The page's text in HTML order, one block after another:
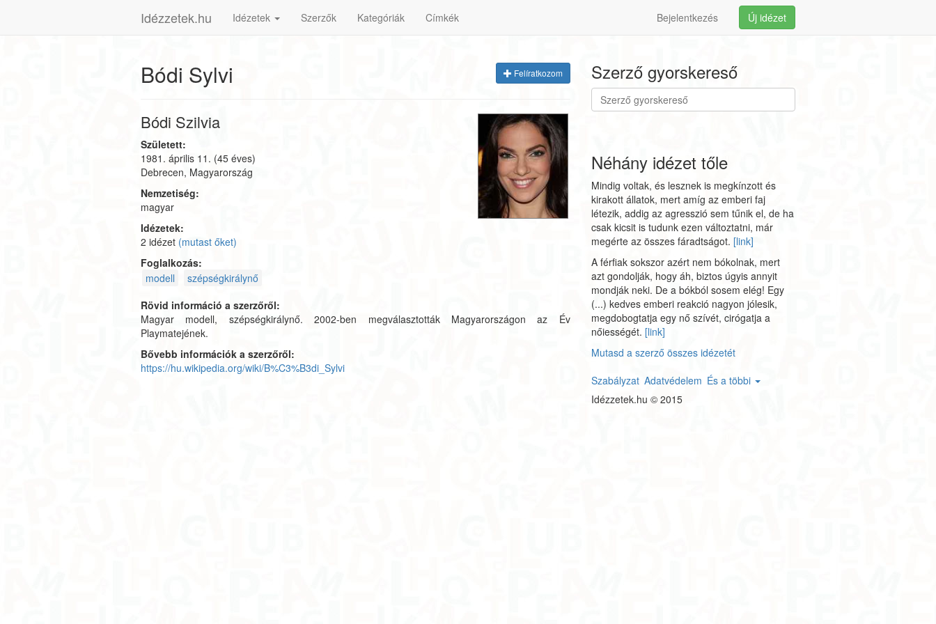
Idézzetek.hu Idézetek Szerzők Kategóriák Címkék Új idézet
Bejelentkezés
Felíratkozom
Bódi Sylvi
Bódi Szilvia
Született:
1981. április 11. (45 éves)
Debrecen, Magyarország
Nemzetiség:
magyar
Idézetek:
2 idézet (mutast őket)
Foglalkozás:
modell
szépségkirálynő
Rövid információ a szerzőről:
Magyar modell, szépségkirálynő. 2002-ben megválasztották Magyarországon az Év
Playmatejének.
Bővebb információk a szerzőről:
https://hu.wikipedia.org/wiki/B%C3%B3di_Sylvi
Szerző gyorskereső
Néhány idézet tőle
Mindig voltak, és lesznek is megkínzott és
kirakott állatok, mert amíg az emberi faj
létezik, addig az agresszió sem tűnik el, de ha
csak kicsit is tudunk ezen változtatni, már
megérte az összes fáradtságot. [link]
A férfiak sokszor azért nem bókolnak, mert
azt gondolják, hogy áh, biztos úgyis annyit
mondják neki. De a bókból sosem elég! Egy
(...) kedves emberi reakció nagyon jólesik,
megdobogtatja egy nő szívét, cirógatja a
nőiességét. [link]
Mutasd a szerző összes idézetét
Szabályzat Adatvédelem És a többi
Idézzetek.hu © 2015